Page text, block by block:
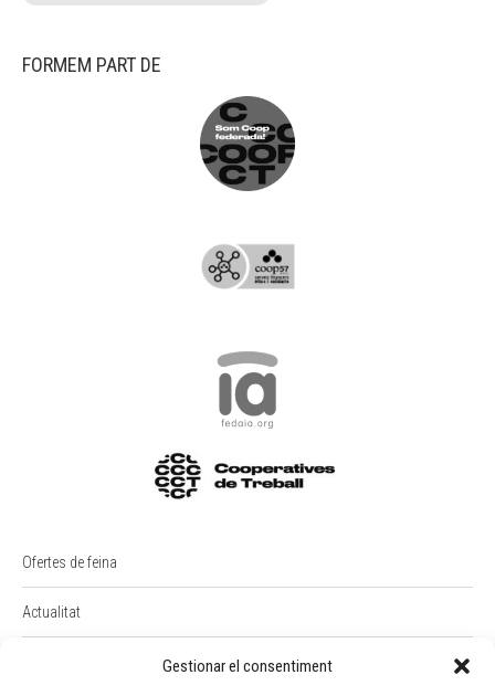
Gestionar el consentiment
FORMEM PART DE
Ofertes de feina
Actualitat